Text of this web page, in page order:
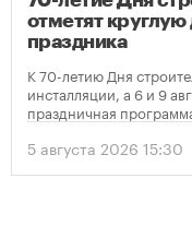
отметят
праздника
К 70-летию Дня
инсталляции, а 6 и 9
праздничная
5 августа 2026 15:30